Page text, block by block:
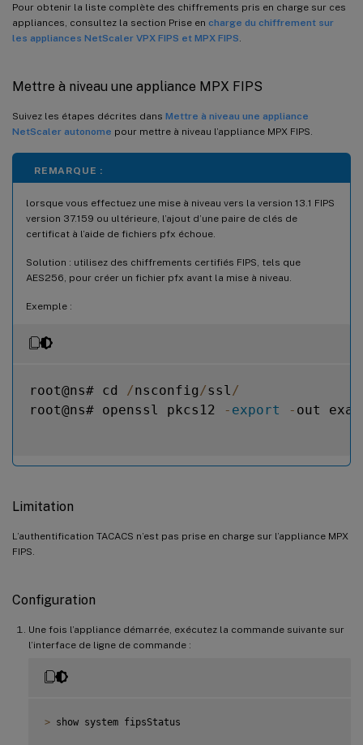
Pour obtenir la liste complète des chiffrements pris en charge sur ces
appliances, consultez la section Prise en charge du chiffrement sur
les appliances NetScaler VPX FIPS et MPX FIPS
Mettre à niveau une appliance MPX FIPS
Suivez les étapes décrites dans Mettre à niveau une appliance
NetScaler autonome pour mettre à niveau l’appliance MPX FIPS.
REMARQUE :
lorsque vous effectuez une mise à niveau vers la version 13.1 FIPS
version 37.159 ou ultérieure, l’ajout d’une paire de clés de
certificat à l’aide de fichiers pfx échoue.
Solution : utilisez des chiffrements certifiés FIPS, tels que
AES256, pour créer un fichier pfx avant la mise à niveau.
Exemple :
root@ns# cd /nsconfig /ssl /
root@ns# openssl pkcs12
- export - out
Limitation
L’authentification TACACS n’est pas prise en charge sur l’appliance MPX
FIPS.
Configuration
Une fois l’appliance démarrée, exécutez la commande suivante sur
l’interface de ligne de commande :
> show system fipsStatus